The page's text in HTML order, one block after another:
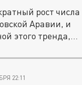
рост числа
Аравии, и
этого тренда,
22:11